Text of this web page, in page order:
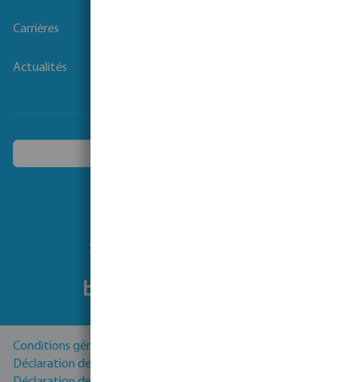
Carrières
Actualités
Suivez-nous
Conditions générales
Déclaration de Confidentialité